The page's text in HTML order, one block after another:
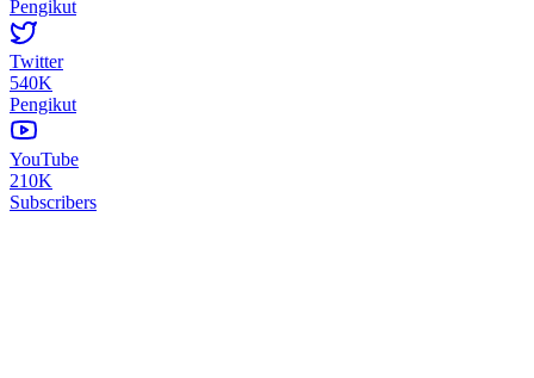
Pengikut
Twitter
540K
Pengikut
YouTube
210K
Subscribers